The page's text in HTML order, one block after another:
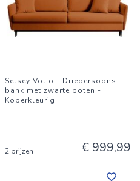
Selsey Volio - Driepersoons
bank met zwarte poten -
Koperkleurig
2 prijzen € 999,99